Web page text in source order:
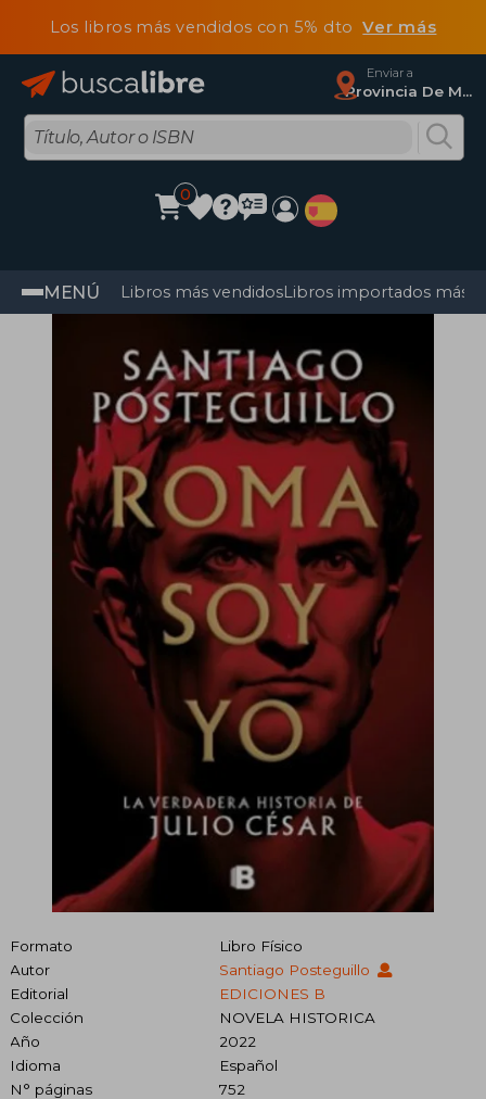
Los libros más vendidos con 5% dtoVer más
Enviar a
Provincia De Madrid
0
MENÚ Libros más vendidosLibros importados más
Formato
Libro Físico
Autor
Santiago Posteguillo
Editorial
EDICIONES B
Colección
NOVELA HISTORICA
Año
2022
Idioma
Español
N° páginas
752